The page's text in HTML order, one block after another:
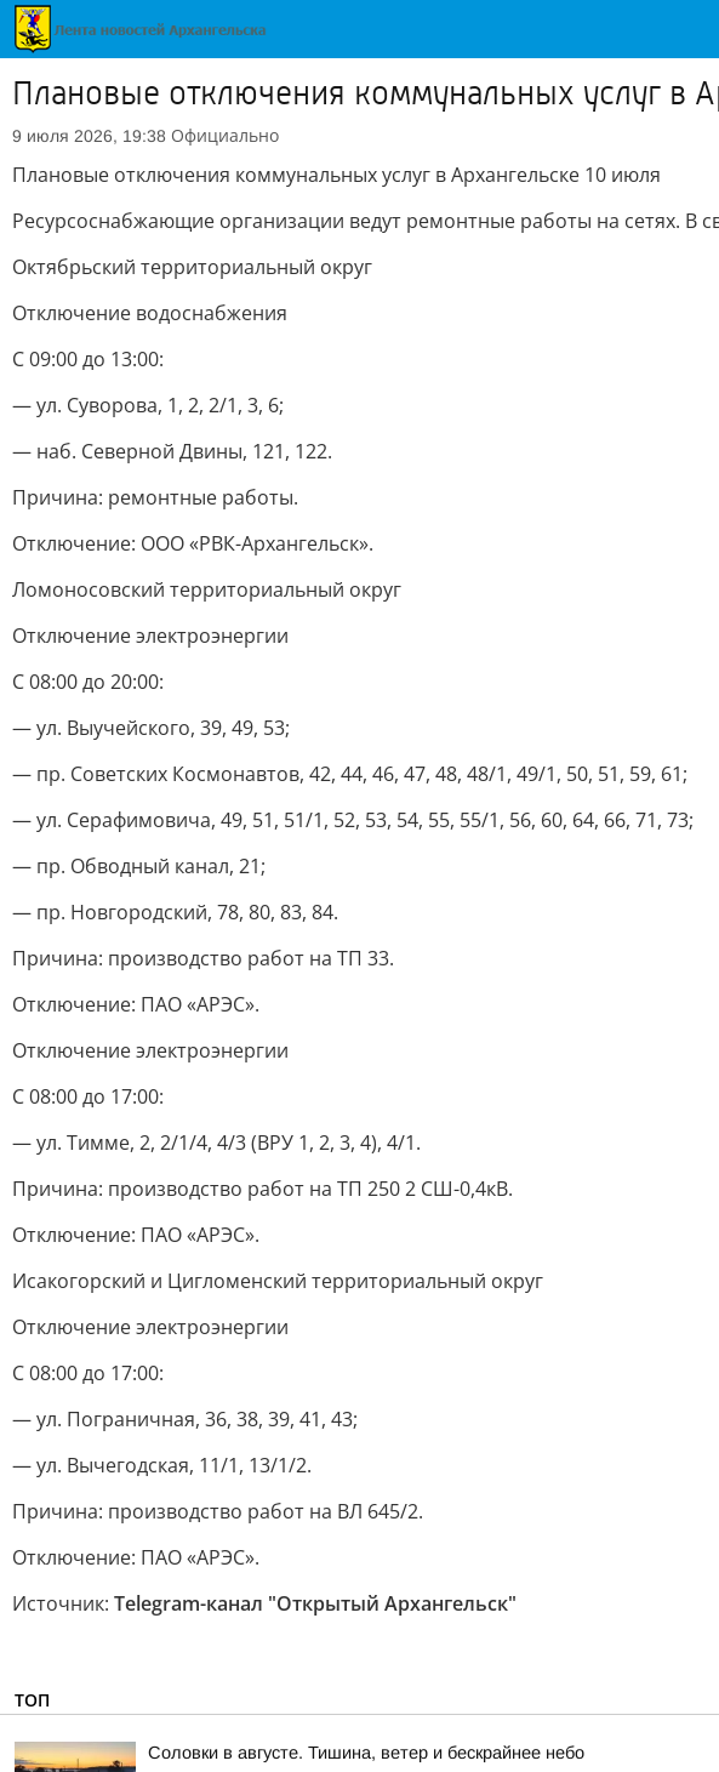
Плановые отключения коммунальных услуг в
9 июля 2026, 19:38 Официально
Плановые отключения коммунальных услуг в Архангельске 10 июля
Ресурсоснабжающие организации ведут ремонтные работы на сетях. В
Октябрьский территориальный округ
Отключение водоснабжения
С 09:00 до 13:00:
— ул. Суворова, 1, 2, 2/1, 3, 6;
— наб. Северной Двины, 121, 122.
Причина: ремонтные работы.
Отключение: ООО «РВК-Архангельск».
Ломоносовский территориальный округ
Отключение электроэнергии
С 08:00 до 20:00:
— ул. Выучейского, 39, 49, 53;
— пр. Советских Космонавтов, 42, 44, 46, 47, 48, 48/1, 49/1, 50, 51, 59, 61;
— ул. Серафимовича, 49, 51, 51/1, 52, 53, 54, 55, 55/1, 56, 60, 64, 66, 71, 73;
— пр. Обводный канал, 21;
— пр. Новгородский, 78, 80, 83, 84.
Причина: производство работ на ТП 33.
Отключение: ПАО «АРЭС».
Отключение электроэнергии
С 08:00 до 17:00:
— ул. Тимме, 2, 2/1/4, 4/3 (ВРУ 1, 2, 3, 4), 4/1.
Причина: производство работ на ТП 250 2 СШ-0,4кВ.
Отключение: ПАО «АРЭС».
Исакогорский и Цигломенский территориальный округ
Отключение электроэнергии
С 08:00 до 17:00:
— ул. Пограничная, 36, 38, 39, 41, 43;
— ул. Вычегодская, 11/1, 13/1/2.
Причина: производство работ на ВЛ 645/2.
Отключение: ПАО «АРЭС».
Источник: Telegram-канал "Открытый Архангельск"
ТОП
Соловки в августе. Тишина, ветер и бескрайнее небо